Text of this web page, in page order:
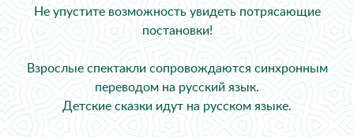
Не упустите возможность увидеть потрясающие
постановки!
Взрослые спектакли сопровождаются ️синхронным
переводом на русский язык.
Детские сказки идут на русском языке.